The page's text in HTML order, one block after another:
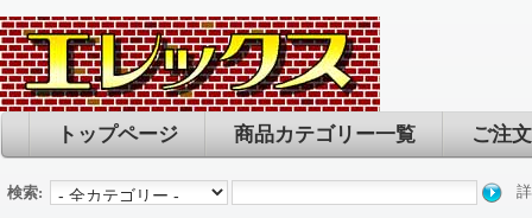
トップページ 商品カテゴリー一覧 ご注
検索: